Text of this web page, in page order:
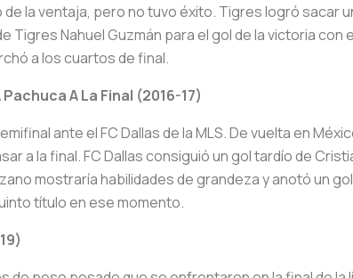
la ventaja, pero no tuvo éxito. Tigres logró sacar
Nahuel Guzmán para el gol de la victoria con
a los cuartos de final.
A La Final (2016-17)
ante el FC Dallas de la MLS. De vuelta en
a la final. FC Dallas consiguió un gol tardío de
mostraría habilidades de grandeza y anotó un
título en ese momento.